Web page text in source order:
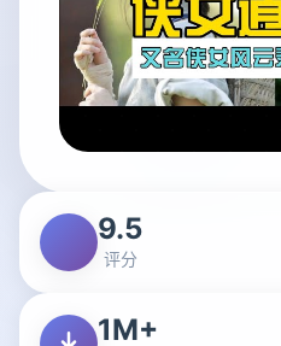
9.5
评分
1M+